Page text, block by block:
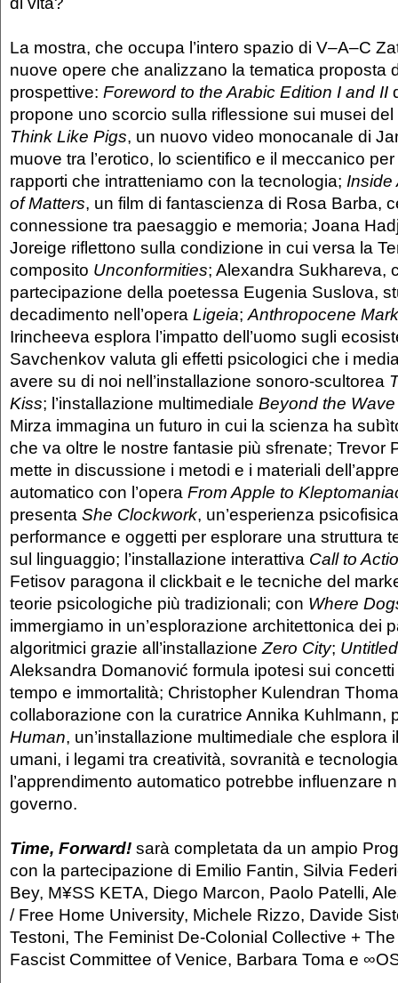
La mostra, che occupa l’intero spazio di V–A–C
nuove opere che analizzano la tematica proposta
prospettive: Foreword to the Arabic Edition I and II
propone uno scorcio sulla riflessione sui musei del
Think Like Pigs, un nuovo video monocanale di
muove tra l’erotico, lo scientifico e il meccanico
rapporti che intratteniamo con la tecnologia; Inside
of Matters, un film di fantascienza di Rosa Barba,
connessione tra paesaggio e memoria; Joana
Joreige riflettono sulla condizione in cui versa la
composito Unconformities; Alexandra Sukhareva,
partecipazione della poetessa Eugenia Suslova,
decadimento nell’opera Ligeia; Anthropocene
Irincheeva esplora l’impatto dell’uomo sugli
Savchenkov valuta gli effetti psicologici che i
avere su di noi nell’installazione sonoro-scultorea
Kiss; l’installazione multimediale Beyond the
Mirza immagina un futuro in cui la scienza ha
che va oltre le nostre fantasie più sfrenate; Trevor
mette in discussione i metodi e i materiali
automatico con l’opera From Apple to
presenta She Clockwork, un’esperienza
performance e oggetti per esplorare una struttura
sul linguaggio; l’installazione interattiva Call to
Fetisov paragona il clickbait e le tecniche del
teorie psicologiche più tradizionali; con Where
immergiamo in un’esplorazione architettonica dei
algoritmici grazie all’installazione Zero City;
Aleksandra Domanović formula ipotesi sui
tempo e immortalità; Christopher Kulendran
collaborazione con la curatrice Annika Kuhlmann,
Human, un’installazione multimediale che esplora
umani, i legami tra creatività, sovranità e
l’apprendimento automatico potrebbe influenzare
governo.
Time, Forward! sarà completata da un ampio
con la partecipazione di Emilio Fantin, Silvia
Bey, M¥SS KETA, Diego Marcon, Paolo Patelli,
/ Free Home University, Michele Rizzo, Davide
Testoni, The Feminist De-Colonial Collective +
Fascist Committee of Venice, Barbara Toma e